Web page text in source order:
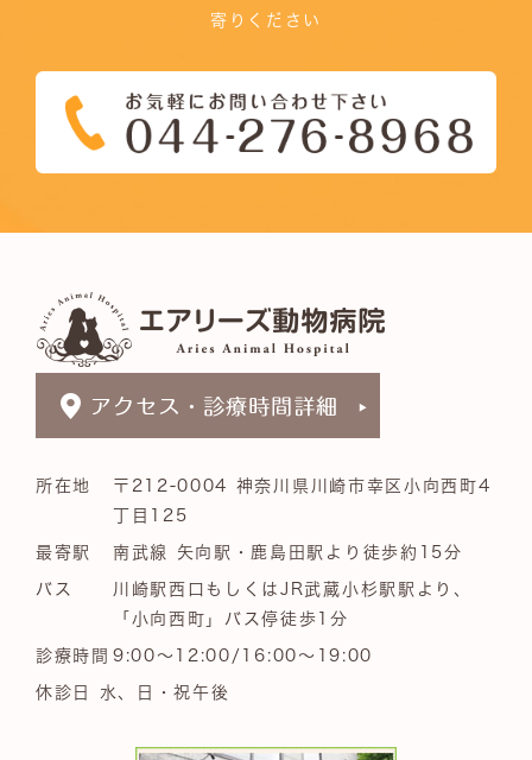
寄りください
所在地
〒212-0004 神奈川県川崎市幸区小向西町4
丁目125
最寄駅 南武線 矢向駅・鹿島田駅より徒歩約15分
バス
川崎駅西口もしくはJR武蔵小杉駅駅より、
「小向西町」バス停徒歩1分
診療時間 9:00～12:00/16:00～19:00
休診日 水、日・祝午後